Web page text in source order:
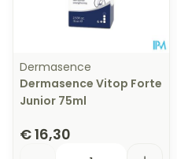
Dermasence
Dermasence Vitop Forte
Junior 75ml
€ 16,30